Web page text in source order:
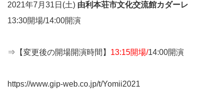
2021年7月31日(土) 由利本荘市文化交流館カダーレ
13:30開場/14:00開演
⇒【変更後の開場開演時間】 13:15開場/14:00開演
https://www.gip-web.co.jp/t/Yomii2021